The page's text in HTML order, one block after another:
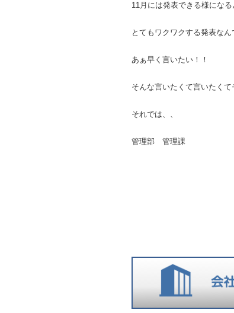
11月には発表できる様にな
とてもワクワクする発表なん
あぁ早く言いたい！！
そんな言いたくて言いたくて
それでは、、
管理部 管理課